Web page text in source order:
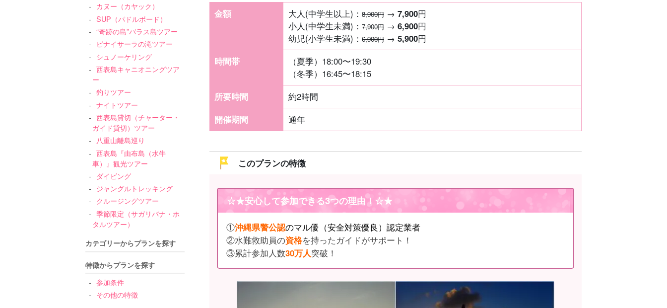
カヌー（カヤック）
SUP（パドルボード）
“奇跡の島”バラス島ツアー
ピナイサーラの滝ツアー
シュノーケリング
西表島キャニオニングツア
ー
釣りツアー
ナイトツアー
西表島貸切（チャーター・
ガイド貸切）ツアー
八重山離島巡り
西表島『由布島（水牛
車）』観光ツアー
ダイビング
ジャングルトレッキング
クルージングツアー
季節限定（サガリバナ・ホ
タルツアー）
カテゴリーからプランを探す
特徴からプランを探す
参加条件
その他の特徴
金額 大人(中学生以上)： 8,900円 → 7,900円
小人(中学生未満)： 7,900円 → 6,900円
幼児(小学生未満)： 6,900円 → 5,900円
時間帯
（夏季）18:00〜19:30
（冬季）16:45〜18:15
所要時間
約2時間
開催期間
通年
このプランの特徴
☆★安心して参加できる3つの理由！☆★
①沖縄県警公認のマル優（安全対策優良）認定業者
②水難救助員の資格を持ったガイドがサポート！
③累計参加人数30万人突破！